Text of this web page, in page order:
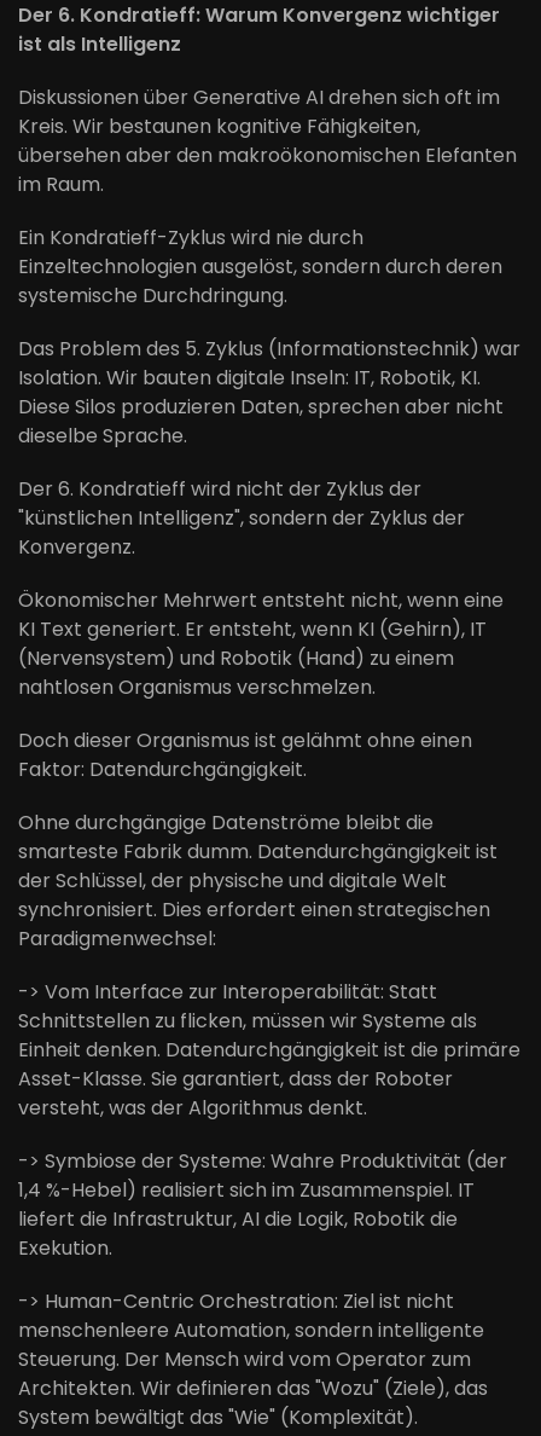
Der 6. Kondratieff: Warum Konvergenz wichtiger
ist als Intelligenz
Diskussionen über Generative AI drehen sich oft im
Kreis. Wir bestaunen kognitive Fähigkeiten,
übersehen aber den makroökonomischen Elefanten
im Raum.
Ein Kondratieff-Zyklus wird nie durch
Einzeltechnologien ausgelöst, sondern durch deren
systemische Durchdringung.
Das Problem des 5. Zyklus (Informationstechnik) war
Isolation. Wir bauten digitale Inseln: IT, Robotik, KI.
Diese Silos produzieren Daten, sprechen aber nicht
dieselbe Sprache.
Der 6. Kondratieff wird nicht der Zyklus der
"künstlichen Intelligenz", sondern der Zyklus der
Konvergenz.
Ökonomischer Mehrwert entsteht nicht, wenn eine
KI Text generiert. Er entsteht, wenn KI (Gehirn), IT
(Nervensystem) und Robotik (Hand) zu einem
nahtlosen Organismus verschmelzen.
Doch dieser Organismus ist gelähmt ohne einen
Faktor: Datendurchgängigkeit.
Ohne durchgängige Datenströme bleibt die
smarteste Fabrik dumm. Datendurchgängigkeit ist
der Schlüssel, der physische und digitale Welt
synchronisiert. Dies erfordert einen strategischen
Paradigmenwechsel:
-> Vom Interface zur Interoperabilität: Statt
Schnittstellen zu flicken, müssen wir Systeme als
Einheit denken. Datendurchgängigkeit ist die primäre
Asset-Klasse. Sie garantiert, dass der Roboter
versteht, was der Algorithmus denkt.
-> Symbiose der Systeme: Wahre Produktivität (der
1,4 %-Hebel) realisiert sich im Zusammenspiel. IT
liefert die Infrastruktur, AI die Logik, Robotik die
Exekution.
-> Human-Centric Orchestration: Ziel ist nicht
menschenleere Automation, sondern intelligente
Steuerung. Der Mensch wird vom Operator zum
Architekten. Wir definieren das "Wozu" (Ziele), das
System bewältigt das "Wie" (Komplexität).